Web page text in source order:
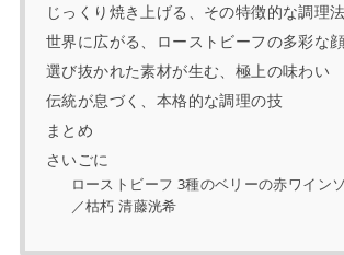
じっくり焼き上げる、その特徴的な調理法
世界に広がる、ローストビーフの多彩な顔
選び抜かれた素材が生む、極上の味わい
伝統が息づく、本格的な調理の技
まとめ
さいごに
ローストビーフ 3種のベリーの赤ワイン
／枯朽 清藤洸希